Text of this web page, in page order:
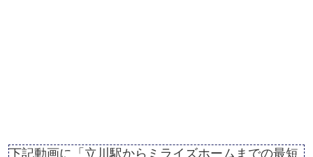
下記動画に「立川駅からミライズホームまでの最短